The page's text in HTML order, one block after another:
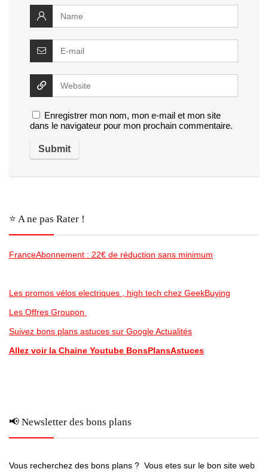
Enregistrer mon nom, mon e-mail et mon site
dans le navigateur pour mon prochain commentaire.
⭐️ A ne pas Rater !
FranceAbonnement : 22€ de réduction sans minimum
Les promos vélos electriques , high tech chez GeekBuying
Les Offres Groupon
Suivez bons plans astuces sur Google Actualités
Allez voir la Chaine Youtube BonsPlansAstuces
📢 Newsletter des bons plans
Vous recherchez des bons plans ? Vous etes sur le bon site web